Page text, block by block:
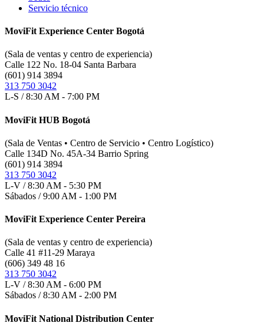
Servicio técnico
MoviFit Experience Center Bogotá
(Sala de ventas y centro de experiencia)
Calle 122 No. 18-04 Santa Barbara
(601) 914 3894
313 750 3042
L-S / 8:30 AM - 7:00 PM
MoviFit HUB Bogotá
(Sala de Ventas • Centro de Servicio • Centro Logístico)
Calle 134D No. 45A-34 Barrio Spring
(601) 914 3894
313 750 3042
L-V / 8:30 AM - 5:30 PM
Sábados / 9:00 AM - 1:00 PM
MoviFit Experience Center Pereira
(Sala de ventas y centro de experiencia)
Calle 41 #11-29 Maraya
(606) 349 48 16
313 750 3042
L-V / 8:30 AM - 6:00 PM
Sábados / 8:30 AM - 2:00 PM
MoviFit National Distribution Center